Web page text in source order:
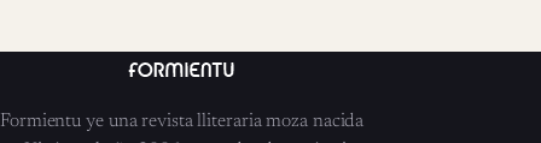
Formientu ye una revista lliteraria moza nacida